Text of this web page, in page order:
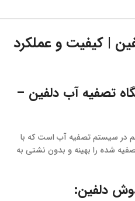
| کیفیت و عملکرد
تصفیه آب دلفین –
در سیستم تصفیه آب است که با
شده را بهینه و بدون نشتی به
دلفین: